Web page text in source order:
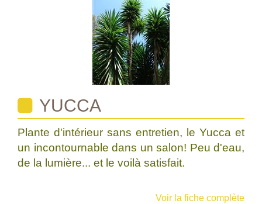
YUCCA
Plante d'intérieur sans entretien, le Yucca et
un incontournable dans un salon! Peu d'eau,
de la lumière... et le voilà satisfait.
Voir la fiche complète